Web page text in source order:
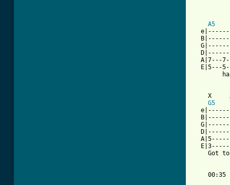
A5
A|7---
E|5---
X
G5
Got
    00:35